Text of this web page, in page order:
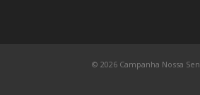
© 2026 Campanha Nossa